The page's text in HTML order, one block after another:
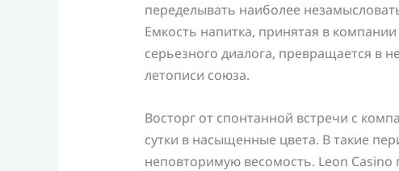
переделывать наиболее
Емкость напитка, принятая в
серьезного диалога, превращается в
летописи союза.
Восторг от спонтанной встречи с
сутки в насыщенные цвета. В такие
неповторимую весомость. Leon